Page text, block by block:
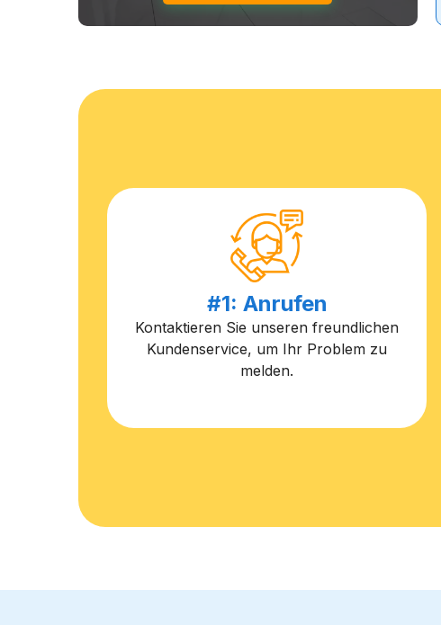
#1: Anrufen
Kontaktieren Sie unseren freundlichen
Kundenservice, um Ihr Problem zu
melden.